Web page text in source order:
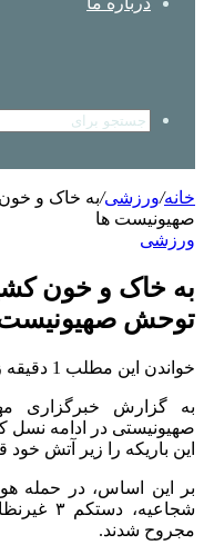
خانه/ورزشی/به خاک و
صهیونیست ها
ورزشی
به خاک و خون
توحش صهیونیست
خواندن این مطلب 1 دقیقه زمان میبرد
به گزارش خبرگزاری
صهیونیستی در ادامه
این باریکه را زیر آتش خود
بر این اساس، در حمله
شجاعیه
،
مجروح شدند.